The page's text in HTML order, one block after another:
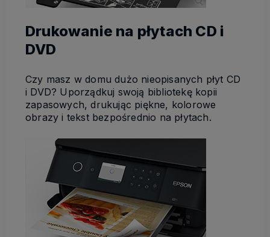
Drukowanie na płytach CD i
DVD
Czy masz w domu dużo nieopisanych płyt CD
i DVD? Uporządkuj swoją bibliotekę kopii
zapasowych, drukując piękne, kolorowe
obrazy i tekst bezpośrednio na płytach.